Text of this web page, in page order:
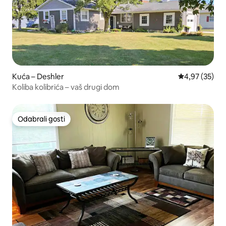
Kuća – Deshler Prosječna
4,97 (35)
Koliba kolibrića – vaš drugi dom
Odabrali gosti
Odabrali gosti